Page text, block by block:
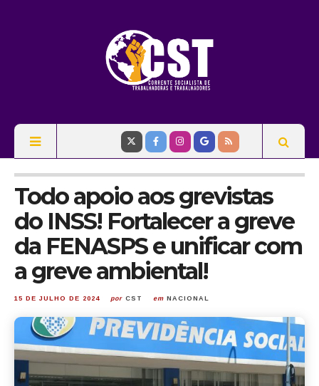
Todo apoio aos grevistas
do INSS! Fortalecer a greve
da FENASPS e unificar com
a greve ambiental!
15 DE JULHO DE 2024 por CST em NACIONAL